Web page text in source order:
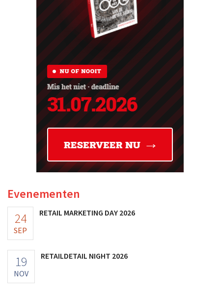
Evenementen
24
SEP
RETAIL MARKETING DAY 2026
19
NOV
RETAILDETAIL NIGHT 2026